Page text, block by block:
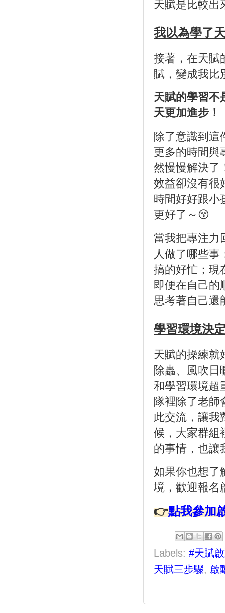
天賦是比較出
我以為學了
接著，在天賦
賦，變成我
天賦的學習不
天更加進步！
除了意識到這
更多的時間與
然慢慢解決了
效益卻沒有很
時間好好跟小
更好了～😚
當我把專注力
人做了哪些事
搞的好忙；現
即便在自己的
思考著自己還
學習環境決
天賦的操練就
除蟲、風吹日
和學習環境超
隊裡除了老師
此交流，讓我
候，大家群組
的事情，也讓
如果你也想了
境，歡迎報名
👉點我參加
Labels: #天賦
天賦三步驟, 啟